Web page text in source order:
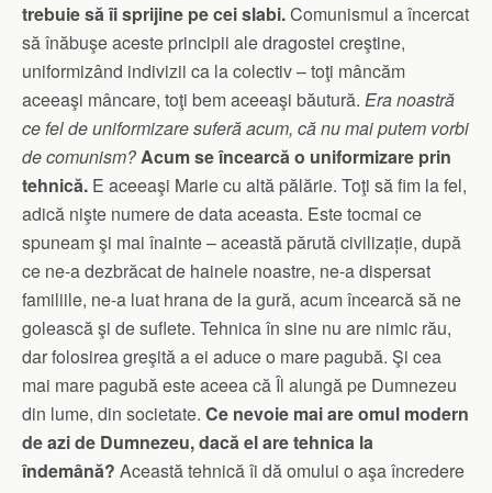
trebuie să îi sprijine pe cei slabi.Comunismul a încercat
să înăbuşe aceste principii ale dragostei creştine,
uniformizând indivizii ca la colectiv – toţi mâncăm
aceeaşi mâncare, toţi bem aceeaşi băutură. Era noastră
ce fel de uniformizare suferă acum, că nu mai putem vorbi
de comunism?Acum se încearcă o uniformizare prin
tehnică. E aceeaşi Marie cu altă pălărie. Toţi să fim la fel,
adică nişte numere de data aceasta. Este tocmai ce
spuneam şi mai înainte – această părută civilizație, după
ce ne-a dezbrăcat de hainele noastre, ne-a dispersat
familiile, ne-a luat hrana de la gură, acum încearcă să ne
golească şi de suflete. Tehnica în sine nu are nimic rău,
dar folosirea greşită a ei aduce o mare pagubă. Şi cea
mai mare pagubă este aceea că Îl alungă pe Dumnezeu
din lume, din societate. Ce nevoie mai are omul modern
de azi de Dumnezeu, dacă el are tehnica la
îndemână? Această tehnică îi dă omului o aşa încredere